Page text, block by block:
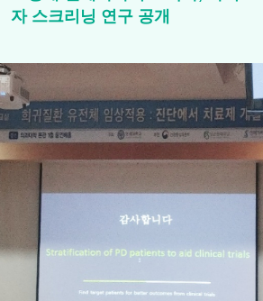
자 스크리닝 연구 공개